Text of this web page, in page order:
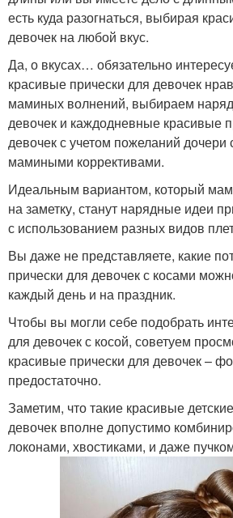
есть куда разогнаться, выбирая
девочек на любой вкус.
Да, о вкусах… обязательно
красивые прически для девочек
маминых волнений, выбираем
девочек и каждодневные красивые
девочек с учетом пожеланий
мамиными коррективами.
Идеальным вариантом, который
на заметку, станут нарядные идеи
с использованием разных видов
Вы даже не представляете, какие
прически для девочек с косами
каждый день и на праздник.
Чтобы вы могли себе подобрать
для девочек с косой, советуем
красивые прически для девочек –
предостаточно.
Заметим, что такие красивые
девочек вполне допустимо
локонами, хвостиками, и даже